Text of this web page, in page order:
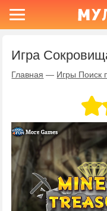
Игра
Главная — Игры Поиск